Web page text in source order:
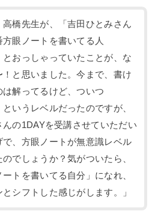
高橋先生が、「吉田ひとみさん
方眼ノートを書いてる人
とおっしゃっていたことが、な
！と思いました。今まで、書け
は解ってるけど、ついつ
というレベルだったのですが、
んの1DAYを受講させていただい
で、方眼ノートが無意識レベル
のでしょうか？気がついたら、
ートを書いてる自分」になれ、
とシフトした感じがします。」